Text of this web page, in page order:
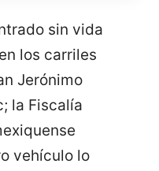
sin vida
los carriles
Jerónimo
la Fiscalía
vehículo lo